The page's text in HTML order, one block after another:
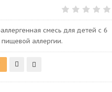
смесь для детей с 6
аллергии.